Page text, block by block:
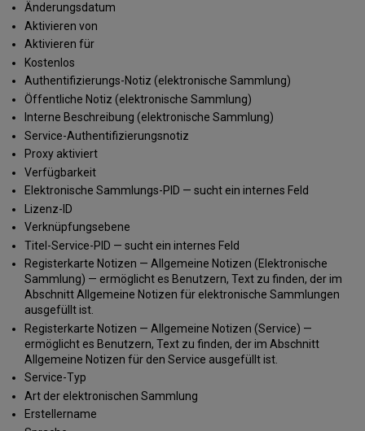
Änderungsdatum
Aktivieren von
Aktivieren für
Kostenlos
Authentifizierungs-Notiz (elektronische Sammlung)
Öffentliche Notiz (elektronische Sammlung)
Interne Beschreibung (elektronische Sammlung)
Service-Authentifizierungsnotiz
Proxy aktiviert
Verfügbarkeit
Elektronische Sammlungs-PID — sucht ein internes Feld
Lizenz-ID
Verknüpfungsebene
Titel-Service-PID — sucht ein internes Feld
Registerkarte Notizen — Allgemeine Notizen (Elektronische
Sammlung) — ermöglicht es Benutzern, Text zu finden, der im
Abschnitt Allgemeine Notizen für elektronische Sammlungen
ausgefüllt ist.
Registerkarte Notizen — Allgemeine Notizen (Service) —
ermöglicht es Benutzern, Text zu finden, der im Abschnitt
Allgemeine Notizen für den Service ausgefüllt ist.
Service-Typ
Art der elektronischen Sammlung
Erstellername